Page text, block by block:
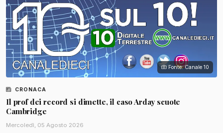
Fonte: Canale 10
CRONACA
Il prof dei record si dimette, il caso Arday scuote
Cambridge
Mercoledì, 05 Agosto 2026